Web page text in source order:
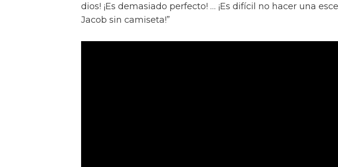
dios! ¡Es demasiado perfecto! … ¡Es difícil no hacer una
Jacob sin camiseta!”